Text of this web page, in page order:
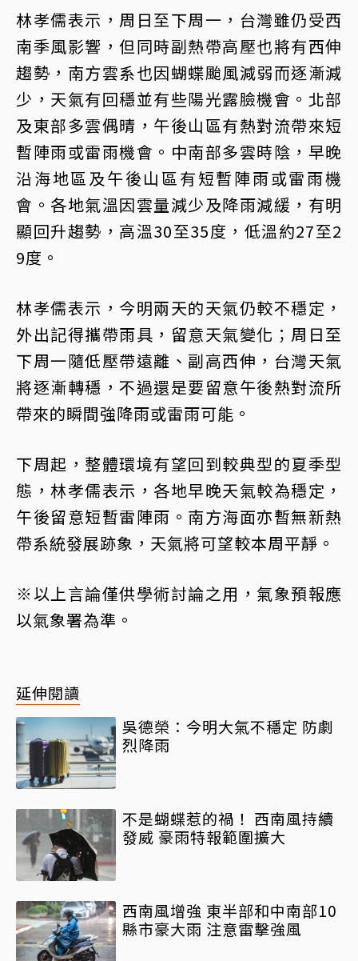
林孝儒表示，周日至下周一，台灣雖仍受西
南季風影響，但同時副熱帶高壓也將有西伸
趨勢，南方雲系也因蝴蝶颱風減弱而逐漸減
少，天氣有回穩並有些陽光露臉機會。北部
及東部多雲偶晴，午後山區有熱對流帶來短
暫陣雨或雷雨機會。中南部多雲時陰，早晚
沿海地區及午後山區有短暫陣雨或雷雨機
會。各地氣溫因雲量減少及降雨減緩，有明
顯回升趨勢，高溫30至35度，低溫約27至2
9度。
林孝儒表示，今明兩天的天氣仍較不穩定，
外出記得攜帶雨具，留意天氣變化；周日至
下周一隨低壓帶遠離、副高西伸，台灣天氣
將逐漸轉穩，不過還是要留意午後熱對流所
帶來的瞬間強降雨或雷雨可能。
下周起，整體環境有望回到較典型的夏季型
態，林孝儒表示，各地早晚天氣較為穩定，
午後留意短暫雷陣雨。南方海面亦暫無新熱
帶系統發展跡象，天氣將可望較本周平靜。
※以上言論僅供學術討論之用，氣象預報應
以氣象署為準。
延伸閱讀
吳德榮：今明大氣不穩定 防劇
烈降雨
不是蝴蝶惹的禍！ 西南風持續
發威 豪雨特報範圍擴大
西南風增強 東半部和中南部10
縣市豪大雨 注意雷擊強風